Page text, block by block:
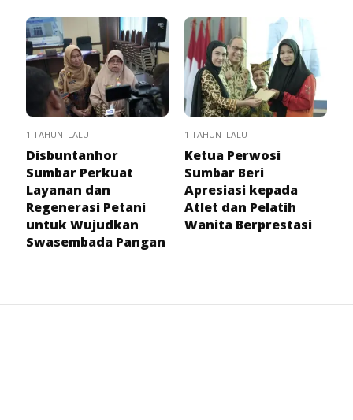
1 TAHUN LALU
Disbuntanhor
Sumbar Perkuat
Layanan dan
Regenerasi Petani
untuk Wujudkan
Swasembada Pangan
1 TAHUN LALU
Ketua Perwosi
Sumbar Beri
Apresiasi kepada
Atlet dan Pelatih
Wanita Berprestasi